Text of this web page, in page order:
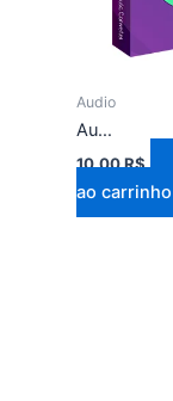
Audio
AudFree Spotify Music Converter 2.16.1.10
10,00R$
ao carrinho